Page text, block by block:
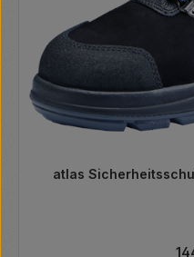
atlas